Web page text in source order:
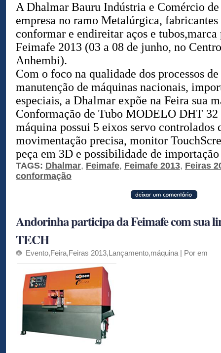
A Dhalmar Bauru Indústria e Comércio
empresa no ramo Metalúrgica, fabricantes
conformar e endireitar aços e tubos,marca
Feimafe 2013 (03 a 08 de junho, no
Anhembi).
Com o foco na qualidade dos processos
manutenção de máquinas nacionais,
especiais, a Dhalmar expõe na Feira sua
Conformação de Tubo MODELO DHT 32
máquina possui 5 eixos servo controlados
movimentação precisa, monitor
peça em 3D e possibilidade de
TAGS: Dhalmar, Feimafe, Feimafe 2013, Feiras
conformação
Andorinha participa da Feimafe com sua
TECH
Evento,Feira,Feiras 2013,Lançamento,máquina | Por em